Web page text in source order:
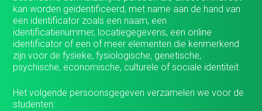
Vacatures
kan worden geïdentificeerd, met name aan de hand van
een identificator zoals een naam, een
identificatienummer, locatiegegevens, een online
identificator of een of meer elementen die kenmerkend
zijn voor de fysieke, fysiologische, genetische,
psychische, economische, culturele of sociale identiteit.
Het volgende persoonsgegeven verzamelen we voor de
studenten: